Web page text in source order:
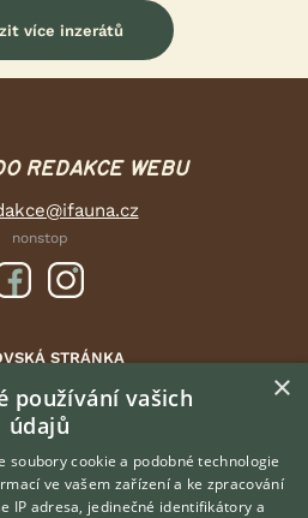
více inzerátů
REDAKCE WEBU
nonstop
STRÁNKA
INZERCE
DISKUSE
ČLÁNKY
ATLAS
×
používání vašich
údajů
soubory cookie a podobné technologie
ve vašem zařízení a ke zpracování
IP adresa, jedinečné identifikátory a